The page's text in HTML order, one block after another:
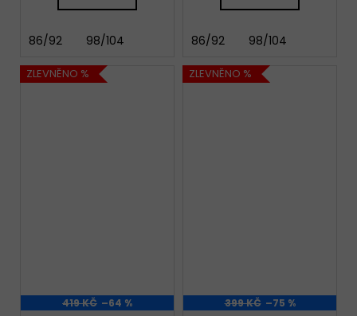
86/92 98/104 86/92 98/104
ZLEVNĚNO %
419 KČ –64 %
ZLEVNĚNO %
399 KČ –75 %